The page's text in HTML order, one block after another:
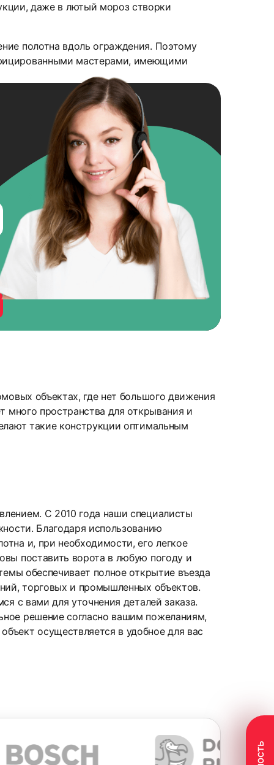
даже в лютый мороз створки
полотна вдоль ограждения. Поэтому
мастерами, имеющими
объектах, где нет большого движения
много пространства для открывания и
такие конструкции оптимальным
С 2010 года наши специалисты
Благодаря использованию
и, при необходимости, его легкое
поставить ворота в любую погоду и
обеспечивает полное открытие въезда
торговых и промышленных объектов.
с вами для уточнения деталей заказа.
решение согласно вашим пожеланиям,
осуществляется в удобное для вас